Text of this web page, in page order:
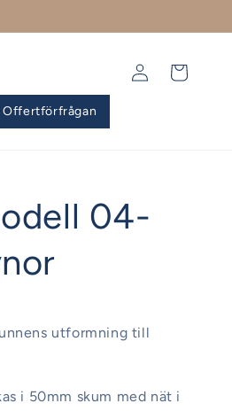
Offertförfrågan
Logga
Varukorg
04-
utformning till
i 50mm skum med nät i